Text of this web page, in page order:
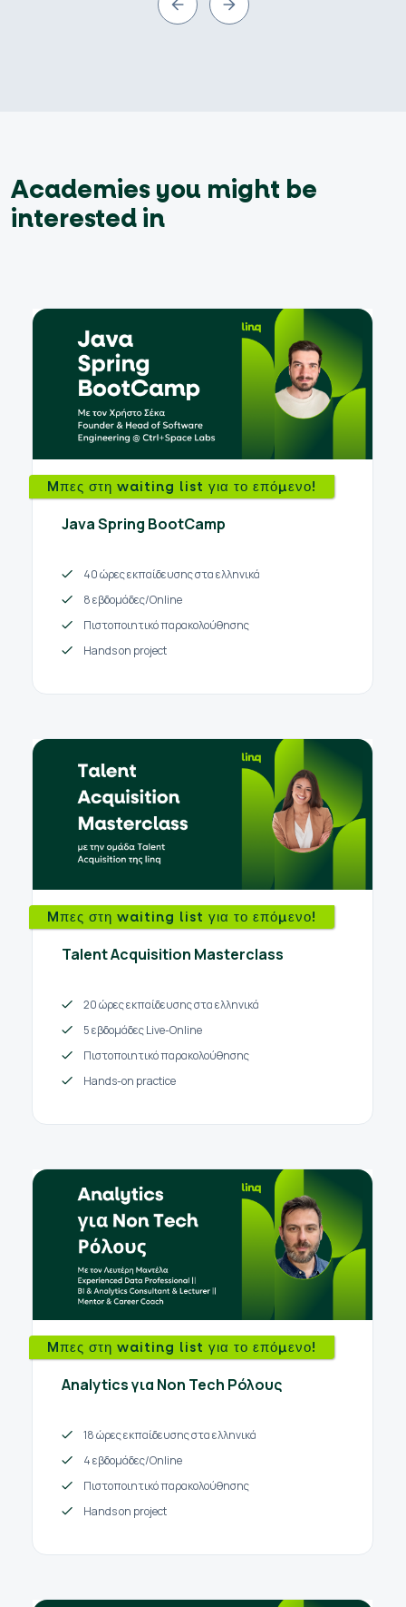
Academies you might be
interested in
Mπες στη waiting list για το επόμενο!
Java Spring BootCamp
40 ώρες εκπαίδευσης στα ελληνικά
8 εβδομάδες/Online
Πιστοποιητικό παρακολούθησης
Hands on project
Mπες στη waiting list για το επόμενο!
Talent Acquisition Masterclass
20 ώρες εκπαίδευσης στα ελληνικά
5 εβδομάδες Live-Online
Πιστοποιητικό παρακολούθησης
Hands-on practice
Mπες στη waiting list για το επόμενο!
Analytics για Non Tech Ρόλους
18 ώρες εκπαίδευσης στα ελληνικά
4 εβδομάδες/Online
Πιστοποιητικό παρακολούθησης
Hands on project